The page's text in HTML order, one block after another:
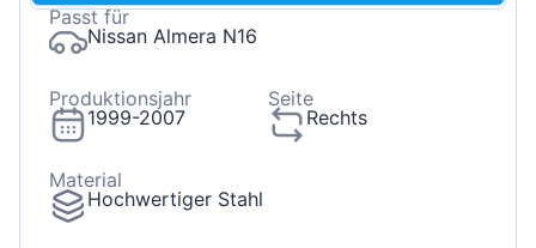
Passt für
Nissan Almera N16
Produktionsjahr
1999-2007
Seite
Rechts
Material
Hochwertiger Stahl